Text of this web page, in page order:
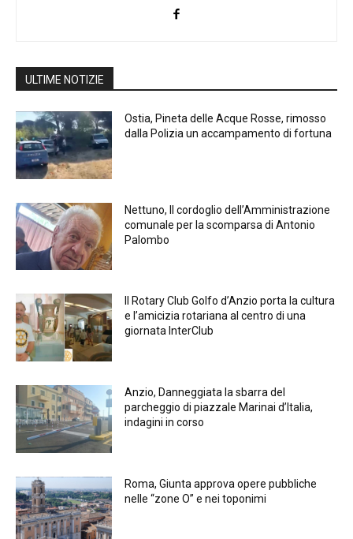
ULTIME NOTIZIE
Ostia, Pineta delle Acque Rosse, rimosso
dalla Polizia un accampamento di fortuna
Nettuno, Il cordoglio dell’Amministrazione
comunale per la scomparsa di Antonio
Palombo
Il Rotary Club Golfo d’Anzio porta la cultura
e l’amicizia rotariana al centro di una
giornata InterClub
Anzio, Danneggiata la sbarra del
parcheggio di piazzale Marinai d’Italia,
indagini in corso
Roma, Giunta approva opere pubbliche
nelle “zone O” e nei toponimi